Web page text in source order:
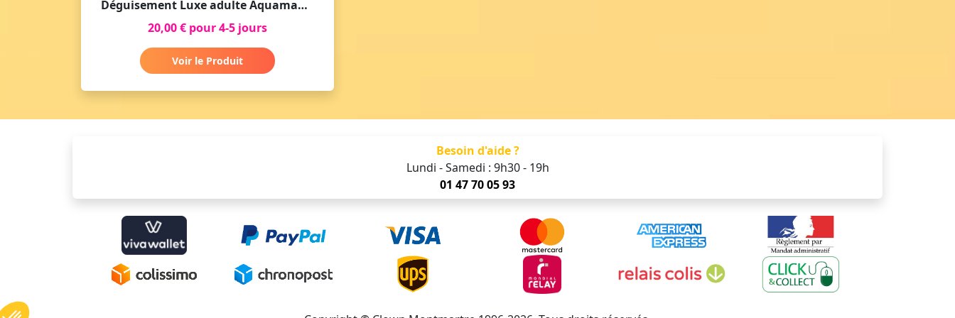
Déguisement Luxe adulte Aquaman Movie
20,00 € pour 4-5 jours
Voir le Produit
Besoin d'aide ?
Lundi - Samedi : 9h30 - 19h
01 47 70 05 93